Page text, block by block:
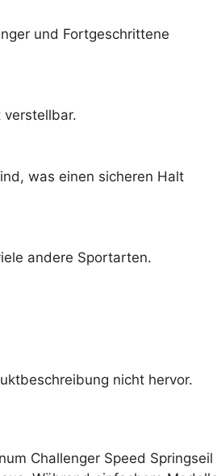
und Fortgeschrittene
was einen sicheren Halt
andere Sportarten.
nicht hervor.
Challenger Speed Springseil